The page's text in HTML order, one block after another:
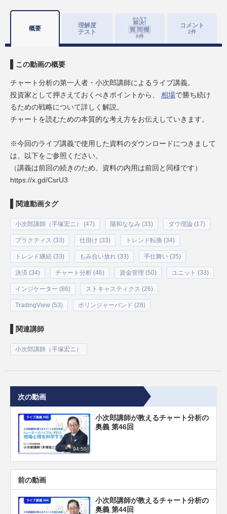
概要
理解度
テスト
0件
コメント
2件
この動画の概要
チャート分析の第一人者・小次郎講師によるライブ講義。
投資家として押さえておくべきポイントから、 相場で勝ち続け
るための戦略について詳しく解説。
チャートを読むための本質的な考え方をお伝えしていきます。
※今回のライブ講義で使用した資料のダウンロードにつきまして
は、以下をご参照ください。
（講義は前回の続きのため、資料の内用は前回と同様です）
https://x.gd/CsrU3
関連動画タグ
小次郎講師（手塚宏ニ） (47) 陽和ななみ (33) ダウ理論 (17)
プラクティス (33) 仕掛け (33) トレンド転換 (34)
トレンド継続 (33) もみ合い放れ (33) 手仕舞い (35)
決済 (34) チャート分析 (46) 資金管理 (50) ユニット (33)
インジケーター (86) ストキャスティクス (26)
TradingView (53) ボリンジャーバンド (28)
関連講師
小次郎講師（手塚宏ニ）
次の動画
94:50
小次郎講師が教えるチャート分析の
奥義 第46回
前の動画
小次郎講師が教えるチャート分析の
奥義 第44回